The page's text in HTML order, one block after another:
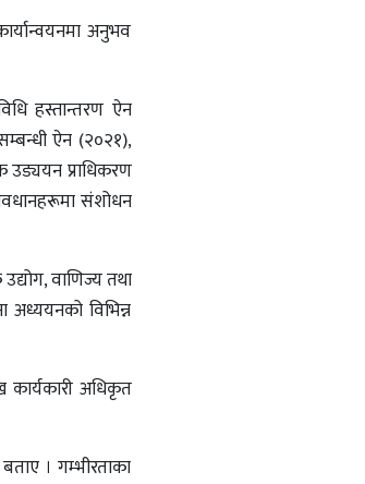
अनुभव
हस्तान्तरण ऐन
ऐन (२०२१),
उड्ययन प्राधिकरण
संशोधन
वाणिज्य तथा
अध्ययनको विभिन्न
अधिकृत
। गम्भीरताका